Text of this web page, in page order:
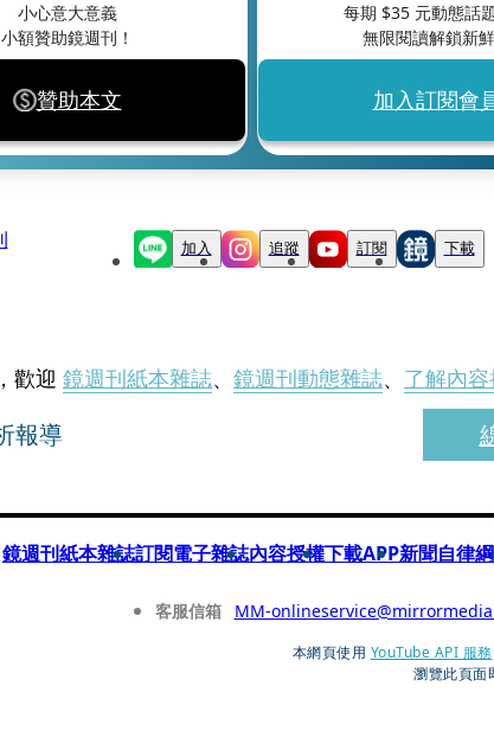
小心意大意義
小額贊助鏡週刊！
贊助本文
每期 $35元動態話
無限閱讀解鎖新
加入訂閱會
加入 追蹤 訂閱 下載
歡迎 鏡週刊紙本雜誌、 鏡週刊動態雜誌、 了解內
報導
鏡週刊紙本雜誌訂閱電子雜誌內容授權下載APP新聞自律
客服信箱 MM-
本網頁使用 YouTube API 服務
瀏覽此頁面